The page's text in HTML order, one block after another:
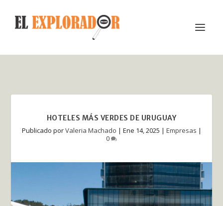
HOTELES MÁS VERDES DE URUGUAY
Publicado porValeria Machado | Ene 14, 2025 | Empresas |
0